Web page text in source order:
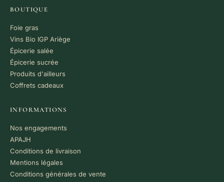
BOUTIQUE
Foie gras
Vins Bio IGP Ariège
Épicerie salée
Épicerie sucrée
Produits d'ailleurs
Coffrets cadeaux
INFORMATIONS
Nos engagements
APAJH
Conditions de livraison
Mentions légales
Conditions générales de vente